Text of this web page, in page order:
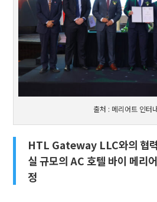
출처 : 메리어트 인터
HTL Gateway LLC와의 협
실 규모의 AC 호텔 바이 메리
정